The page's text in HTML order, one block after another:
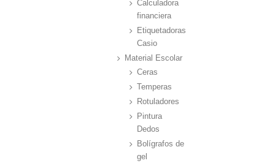
Calculadora
financiera
Etiquetadoras
Casio
Material Escolar
Ceras
Temperas
Rotuladores
Pintura
Dedos
Bolígrafos de
gel